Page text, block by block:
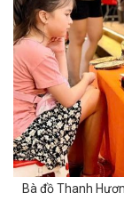
Bà đồ Thanh